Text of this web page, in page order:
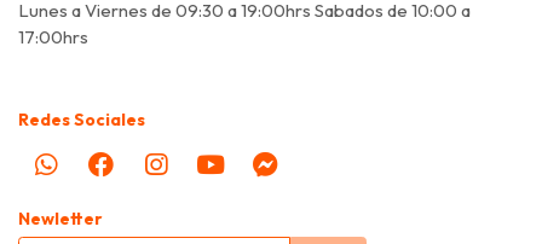
Lunes a Viernes de 09:30 a 19:00hrs Sabados de 10:00 a
17:00hrs
Redes Sociales
Newletter